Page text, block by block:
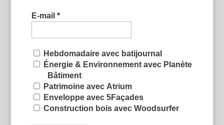
E-mail *
Hebdomadaire avec batijournal
Énergie & Environnement avec Planète
Bâtiment
Patrimoine avec Atrium
Enveloppe avec 5Façades
Construction bois avec Woodsurfer